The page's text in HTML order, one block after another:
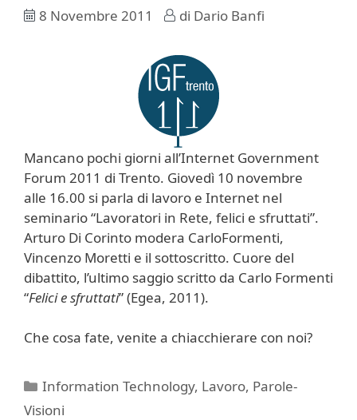
8 Novembre 2011 di Dario Banfi
Mancano pochi giorni all’Internet Government
Forum 2011 di Trento. Giovedì 10 novembre
alle 16.00 si parla di lavoro e Internet nel
seminario “Lavoratori in Rete, felici e sfruttati”.
Arturo Di Corinto modera CarloFormenti,
Vincenzo Moretti e il sottoscritto. Cuore del
dibattito, l’ultimo saggio scritto da Carlo Formenti
“Felici e sfruttati” (Egea, 2011).
Che cosa fate, venite a chiacchierare con noi?
Categorie
Information Technology, Lavoro, Parole-
Visioni